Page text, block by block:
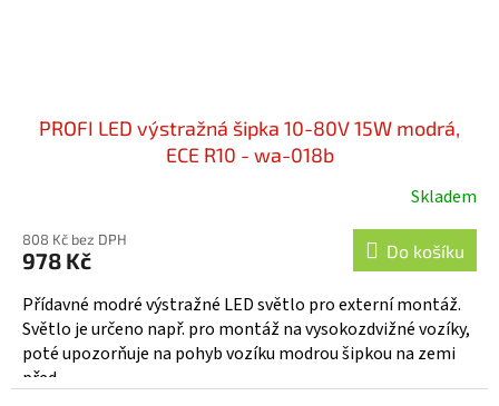
PROFI LED výstražná šipka 10-80V 15W modrá,
ECE R10 - wa-018b
Skladem
808 Kč bez DPH
978 Kč Do košíku
Přídavné modré výstražné LED světlo pro externí montáž.
Světlo je určeno např. pro montáž na vysokozdvižné vozíky,
poté upozorňuje na pohyb vozíku modrou šipkou na zemi
před...